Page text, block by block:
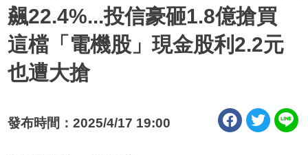
飆22.4%...投信豪砸1.8億搶買
這檔「電機股」現金股利2.2元
也遭大搶
發布時間：2025/4/17 19:00